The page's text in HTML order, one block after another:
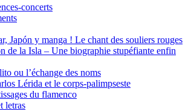
concerts
Japón y manga ! Le chant des souliers rouges
de la Isla – Une biographie stupéfiante enfin
ou l’échange des noms
Lérida et le corps-palimpseste
du flamenco
letras